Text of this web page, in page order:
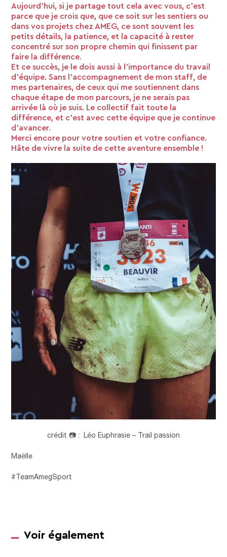
Aujourd’hui, si je partage tout cela avec vous, c’est
parce que je crois que, que ce soit sur les sentiers ou
dans vos projets chez AMEG, ce sont souvent les
petits détails, la patience, et la capacité à rester
concentré sur son propre chemin qui finissent par
faire la différence.
Et ce succès, je le dois aussi à l’importance du travail
d’équipe. Sans l’accompagnement de mon staff, de
mes partenaires, de ceux qui me soutiennent dans
chaque étape de mon parcours, je ne serais pas
arrivée là où je suis. Le collectif fait toute la
différence, et c’est avec cette équipe que je continue
d’avancer.
Merci encore pour votre soutien et votre confiance.
Hâte de vivre la suite de cette aventure ensemble !
crédit 📷 : Léo Euphrasie – Trail passion
Maëlle
#TeamAmegSport
Voir également